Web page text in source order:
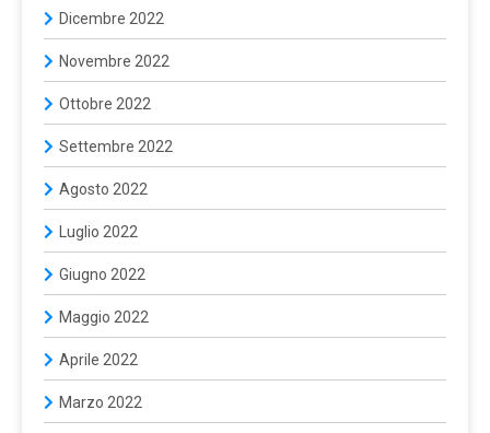
Dicembre 2022
Novembre 2022
Ottobre 2022
Settembre 2022
Agosto 2022
Luglio 2022
Giugno 2022
Maggio 2022
Aprile 2022
Marzo 2022